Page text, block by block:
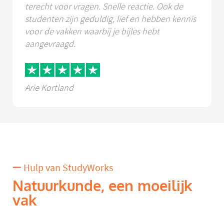
terecht voor vragen. Snelle reactie. Ook de
studenten zijn geduldig, lief en hebben kennis
voor de vakken waarbij je bijles hebt
aangevraagd.
Arie Kortland
Hulp van StudyWorks
Natuurkunde, een moeilijk
vak